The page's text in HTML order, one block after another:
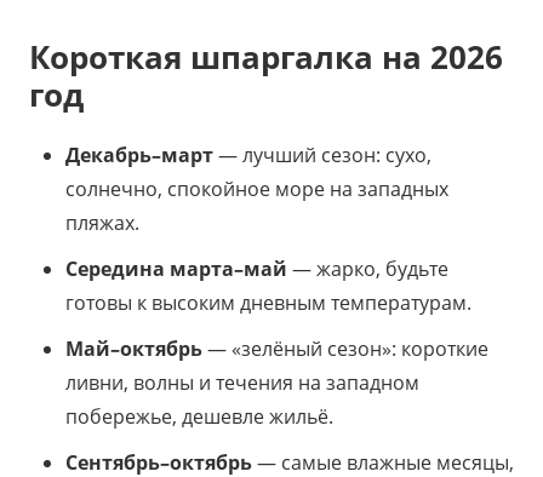
Короткая шпаргалка на 2026
год
Декабрь–март— лучший сезон: сухо,
солнечно, спокойное море на западных
пляжах.
Середина марта–май — жарко, будьте
готовы к высоким дневным температурам.
Май–октябрь— «зелёный сезон»: короткие
ливни, волны и течения на западном
побережье, дешевле жильё.
Сентябрь–октябрь— самые влажные месяцы,